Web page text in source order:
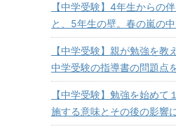
【中学受験】4年生からの
と、5年生の壁。春の嵐の
【中学受験】親が勉強を教
中学受験の指導書の問題点
【中学受験】勉強を始めて
施する意味とその後の影響